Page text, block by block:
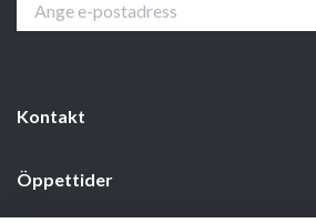
Kontakt
Öppettider